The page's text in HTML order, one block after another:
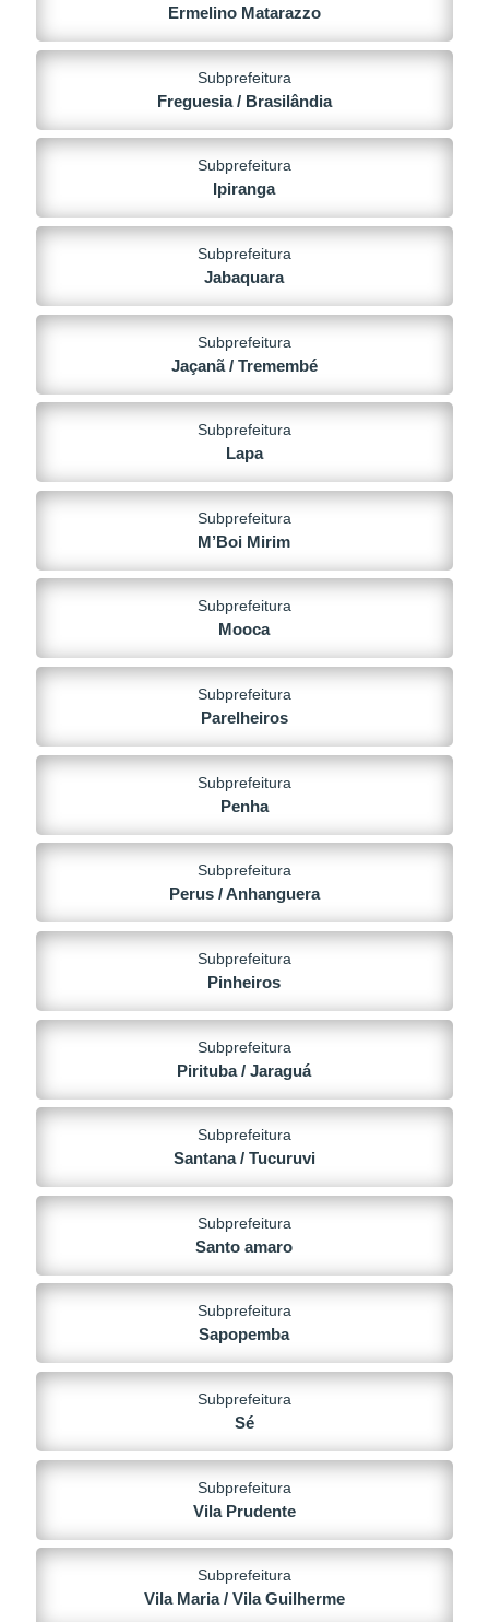
Ermelino Matarazzo
Subprefeitura
Freguesia / Brasilândia
Subprefeitura
Ipiranga
Subprefeitura
Jabaquara
Subprefeitura
Jaçanã / Tremembé
Subprefeitura
Lapa
Subprefeitura
M’Boi Mirim
Subprefeitura
Mooca
Subprefeitura
Parelheiros
Subprefeitura
Penha
Subprefeitura
Perus / Anhanguera
Subprefeitura
Pinheiros
Subprefeitura
Pirituba / Jaraguá
Subprefeitura
Santana / Tucuruvi
Subprefeitura
Santo amaro
Subprefeitura
Sapopemba
Subprefeitura
Sé
Subprefeitura
Vila Prudente
Subprefeitura
Vila Maria / Vila Guilherme